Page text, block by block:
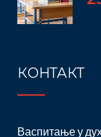
КОНТАКТ
Васпитање у